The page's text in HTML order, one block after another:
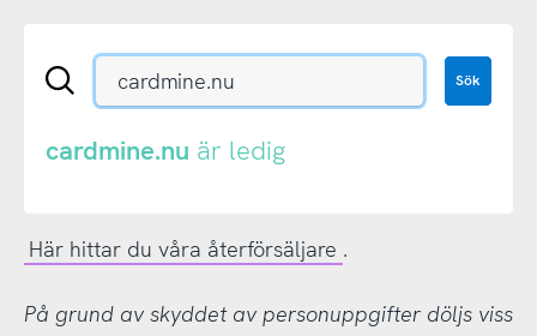
Sök
eller
Sök
cardmine.nu är ledig
Här hittar du våra återförsäljare .
På grund av skyddet av personuppgifter döljs viss